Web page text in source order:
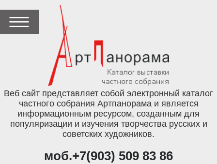
Веб сайт представляет собой электронный каталог
частного собрания Артпанорама и является
информационным ресурсом, созданным для
популяризации и изучения творчества русских и
советских художников.
моб.+7(903) 509 83 86